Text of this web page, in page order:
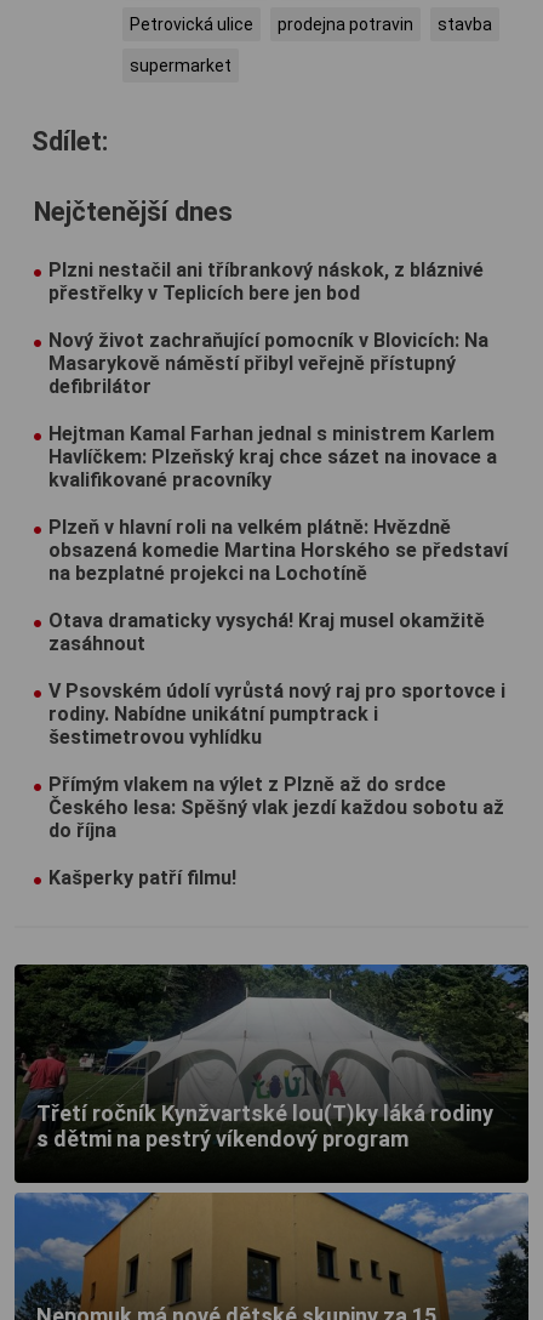
Petrovická ulice prodejna potravin stavba
supermarket
Sdílet:
Nejčtenější dnes
Plzni nestačil ani tříbrankový náskok, z bláznivé
přestřelky v Teplicích bere jen bod
Nový život zachraňující pomocník v Blovicích: Na
Masarykově náměstí přibyl veřejně přístupný
defibrilátor
Hejtman Kamal Farhan jednal s ministrem Karlem
Havlíčkem: Plzeňský kraj chce sázet na inovace a
kvalifikované pracovníky
Plzeň v hlavní roli na velkém plátně: Hvězdně
obsazená komedie Martina Horského se představí
na bezplatné projekci na Lochotíně
Otava dramaticky vysychá! Kraj musel okamžitě
zasáhnout
V Psovském údolí vyrůstá nový raj pro sportovce i
rodiny. Nabídne unikátní pumptrack i
šestimetrovou vyhlídku
Přímým vlakem na výlet z Plzně až do srdce
Českého lesa: Spěšný vlak jezdí každou sobotu až
do října
Kašperky patří filmu!
Třetí ročník Kynžvartské lou(T)ky láká rodiny
s dětmi na pestrý víkendový program